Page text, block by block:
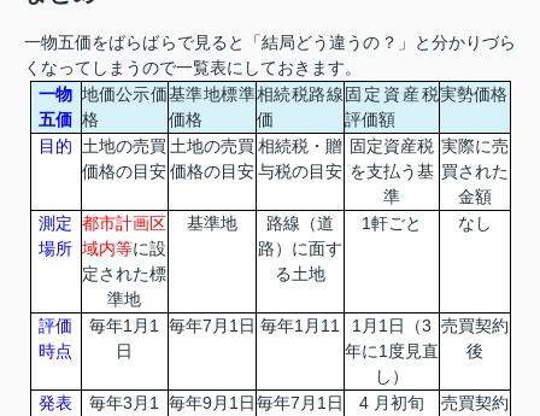
一物五価をばらばらで見ると「結局どう違うの？」と分かりづら
くなってしまうので一覧表にしておきます。
一物
五価
地価公示価
格
基準地標準
価格
相続税路線
価
固定資産税
評価額
実勢価格
目的
土地の売買
価格の目安
土地の売買
価格の目安
相続税・贈
与税の目安
固定資産税
を支払う基
準
実際に売
買された
金額
測定
場所
都市計画区
域内等に設
定された標
準地
基準地
路線（道
路）に面す
る土地
1軒ごと なし
評価
時点
毎年1月1
日
毎年7月1日 毎年1月11
1月1日（3
年に1度見直
し）
売買契約
後
発表
毎年3月1
毎年9月1日毎年7月1日 4 月初旬
売買契約